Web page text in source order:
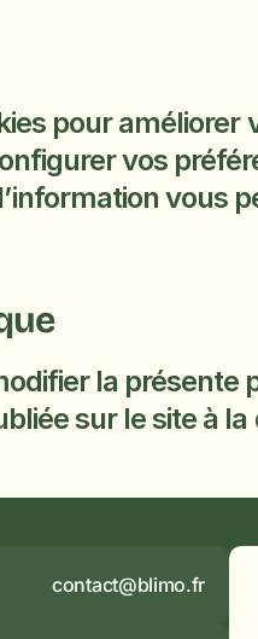
pour améliorer
vos
vous
la
sur le site à
contact@blimo.fr